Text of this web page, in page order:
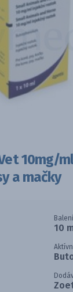
10mg/
a mačky
10